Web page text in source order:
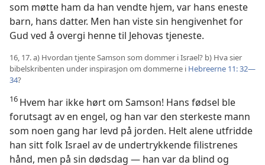
som møtte ham da han vendte hjem, var hans eneste
barn, hans datter. Men han viste sin hengivenhet for
Gud ved å overgi henne til Jehovas tjeneste.
16, 17. a) Hvordan tjente Samson som dommer i Israel? b) Hva sier
bibelskribenten under inspirasjon om dommerne i Hebreerne 11: 32—
34?
16 Hvem har ikke hørt om Samson! Hans fødsel ble
forutsagt av en engel, og han var den sterkeste mann
som noen gang har levd på jorden. Helt alene utfridde
han sitt folk Israel av de undertrykkende filistrenes
hånd, men på sin dødsdag — han var da blind og